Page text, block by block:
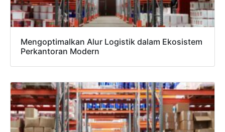
Mengoptimalkan Alur Logistik dalam Ekosistem
Perkantoran Modern